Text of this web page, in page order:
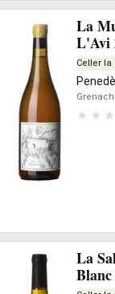
La
L'Avi
Celler la
La
Blanc